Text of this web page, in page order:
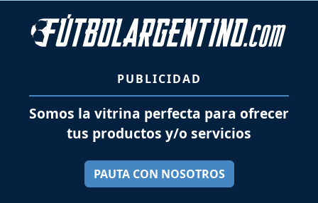
PUBLICIDAD
Somos la vitrina perfecta para ofrecer
tus productos y/o servicios
PAUTA CON NOSOTROS